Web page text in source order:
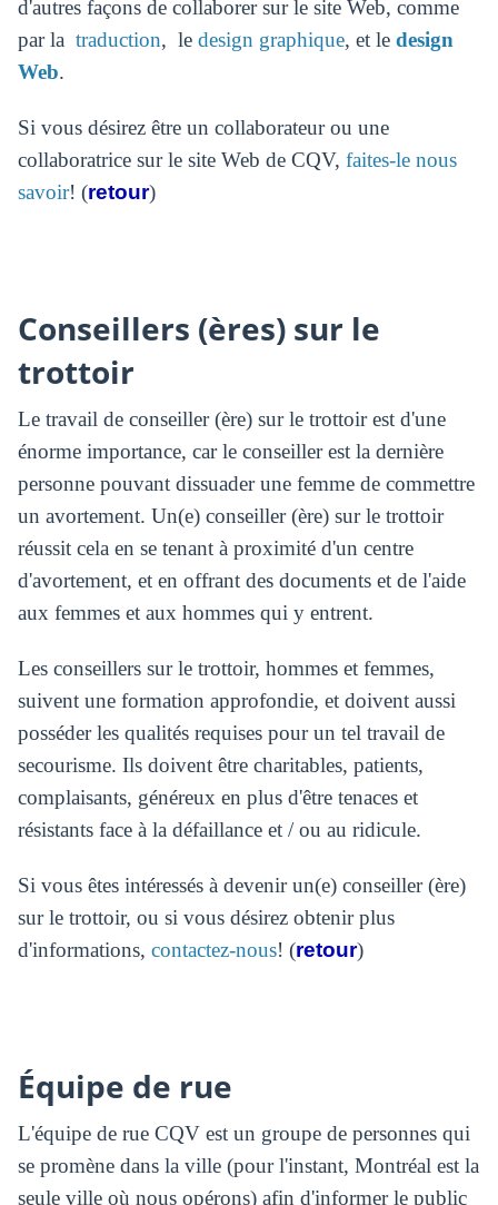
d'autres façons de collaborer sur le site Web, comme
par la traduction, le design graphique, et le design
Web.
Si vous désirez être un collaborateur ou une
collaboratrice sur le site Web de CQV, faites-le nous
savoir! (retour)
Conseillers (ères) sur le
trottoir
Le travail de conseiller (ère) sur le trottoir est d'une
énorme importance, car le conseiller est la dernière
personne pouvant dissuader une femme de commettre
un avortement. Un(e) conseiller (ère) sur le trottoir
réussit cela en se tenant à proximité d'un centre
d'avortement, et en offrant des documents et de l'aide
aux femmes et aux hommes qui y entrent.
Les conseillers sur le trottoir, hommes et femmes,
suivent une formation approfondie, et doivent aussi
posséder les qualités requises pour un tel travail de
secourisme. Ils doivent être charitables, patients,
complaisants, généreux en plus d'être tenaces et
résistants face à la défaillance et / ou au ridicule.
Si vous êtes intéressés à devenir un(e) conseiller (ère)
sur le trottoir, ou si vous désirez obtenir plus
d'informations, contactez-nous! (retour)
Équipe de rue
L'équipe de rue CQV est un groupe de personnes qui
se promène dans la ville (pour l'instant, Montréal est la
seule ville où nous opérons) afin d'informer le public